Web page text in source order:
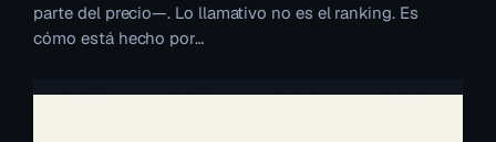
parte del precio—. Lo llamativo no es el ranking. Es
cómo está hecho por…